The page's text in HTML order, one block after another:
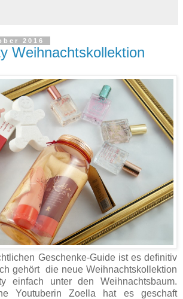
2016
Weihnachtskollektion
Geschenke-Guide ist es definitiv
gehört die neue Weihnachtskollektion
einfach unter den Weihnachtsbaum.
Youtuberin Zoella hat es geschaft